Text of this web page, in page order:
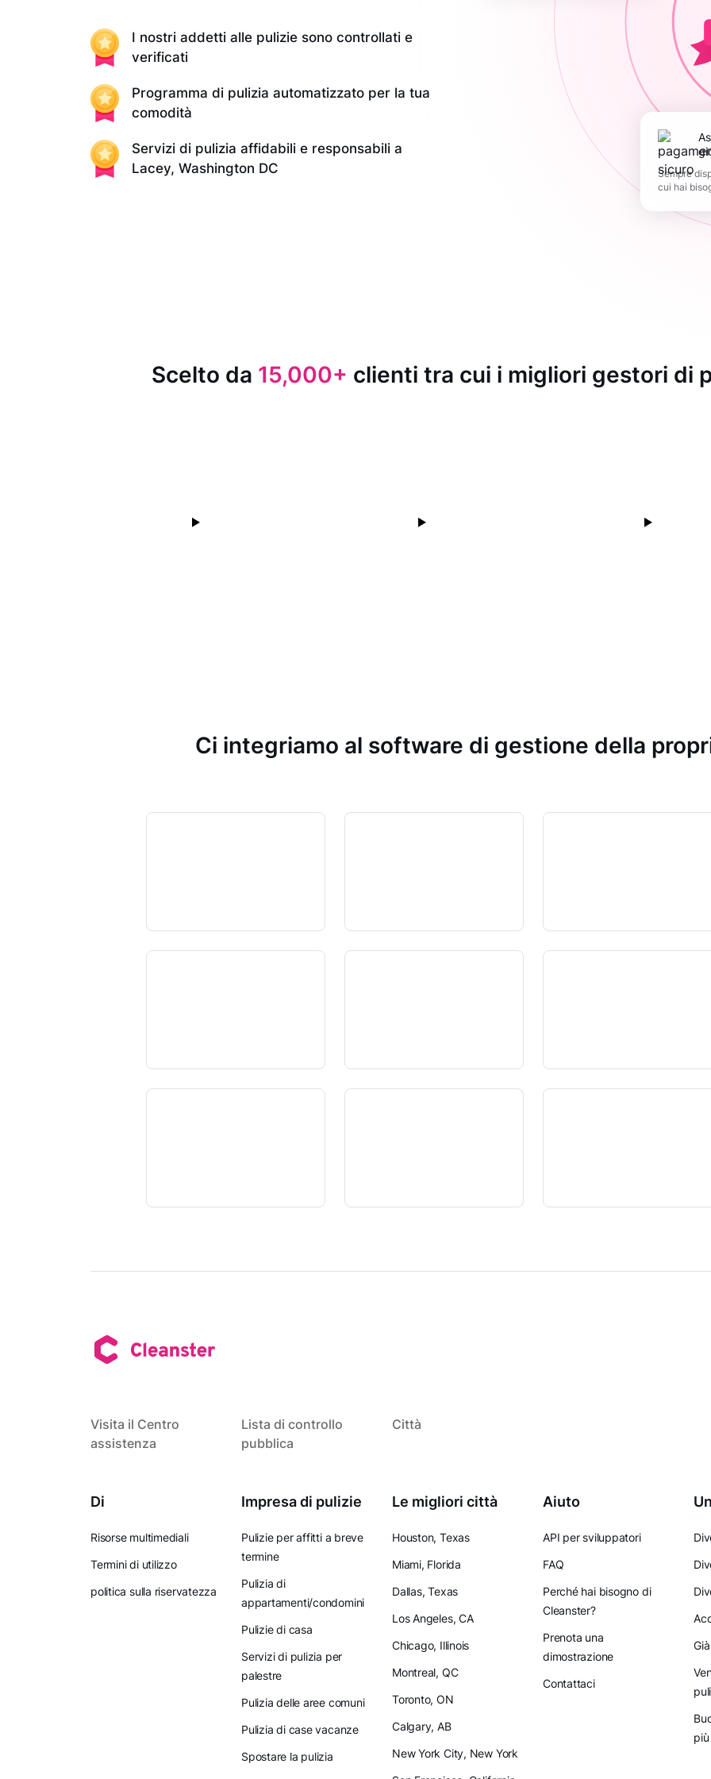
I nostri addetti alle pulizie sono controllati e
verificati
Programma di pulizia automatizzato per la tua
comodità
Servizi di pulizia affidabili e responsabili a
Lacey, Washington DC
Assistenza 365
Sempre
cui hai
Scelto da 15,000+ clienti tra cui i migliori gestori di
Ci integriamo al software di gestione della
Visita il Centro
assistenza
Lista di controllo
pubblica
Città
Di
Risorse multimediali
Termini di utilizzo
politica sulla riservatezza
Impresa di pulizie
Pulizie per affitti a breve
termine
Pulizia di
appartamenti/condomini
Pulizie di casa
Servizi di pulizia per
palestre
Pulizia delle aree comuni
Pulizia di case vacanze
Spostare la pulizia
Le migliori città
Houston, Texas
Miami, Florida
Dallas, Texas
Los Angeles, CA
Chicago, Illinois
Montreal, QC
Toronto, ON
Calgary, AB
New York City, New York
Aiuto
API per sviluppatori
FAQ
Perché hai bisogno di
Cleanster?
Prenota una
dimostrazione
Contattaci